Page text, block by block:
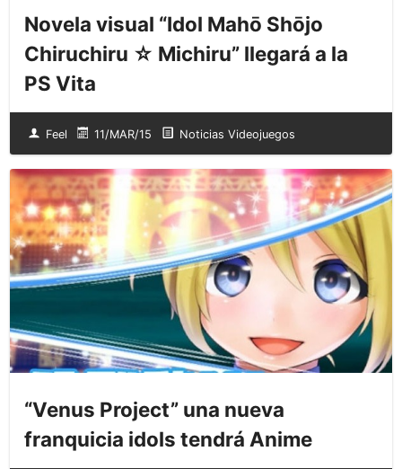
Novela visual “Idol Mahō Shōjo
Chiruchiru ☆ Michiru” llegará a la
PS Vita
Feel 11/MAR/15 Noticias Videojuegos
“Venus Project” una nueva
franquicia idols tendrá Anime